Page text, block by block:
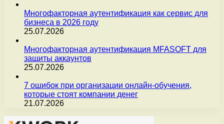
Многофакторная аутентификация как сервис для
бизнеса в 2026 году
25.07.2026
Многофакторная аутентификация MFASOFT для
защиты аккаунтов
25.07.2026
7 ошибок при организации онлайн-обучения,
которые стоят компании денег
21.07.2026